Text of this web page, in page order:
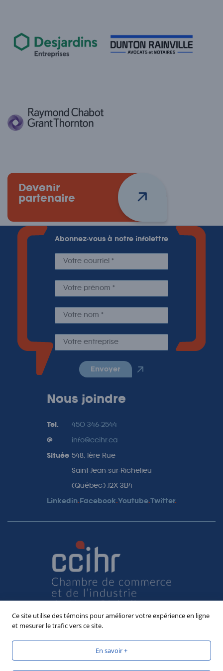
Devenir
partenaire
Abonnez-vous à notre infolettre
envoyer
Nous joindre
Tel. 450 346-2544
@ info@ccihr.ca
Située 548, 1ère Rue
Saint-Jean-sur-Richelieu
(Québec) J2X 3B4
Linkedin. Facebook.Youtube. Twitter.
Ce site utilise des témoins pour améliorer votre expérience en ligne
et mesurer le trafic vers ce site.
En savoir +